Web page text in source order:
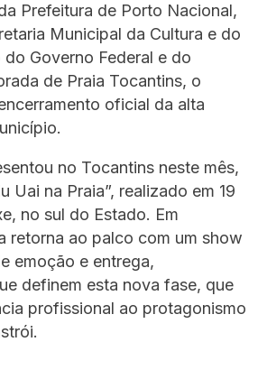
Prefeitura de Porto Nacional,
Municipal da Cultura e do
Governo Federal e do
de Praia Tocantins, o
oficial da alta
no Tocantins neste mês,
Uai na Praia”, realizado em 19
no sul do Estado. Em
retorna ao palco com um show
emoção e entrega,
definem esta nova fase, que
profissional ao protagonismo